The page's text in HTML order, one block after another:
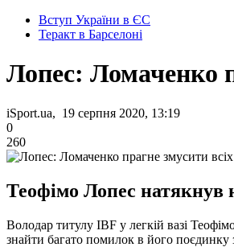
Вступ України в ЄС
Теракт в Барселоні
Лопес: Ломаченко
iSport.ua, 19 серпня 2020, 13:19
0
260
Теофімо Лопес натякнув
Володар титулу IBF у легкій вазі
знайти багато помилок в його